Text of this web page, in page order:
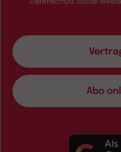
Datenschutz Social Media
Abo